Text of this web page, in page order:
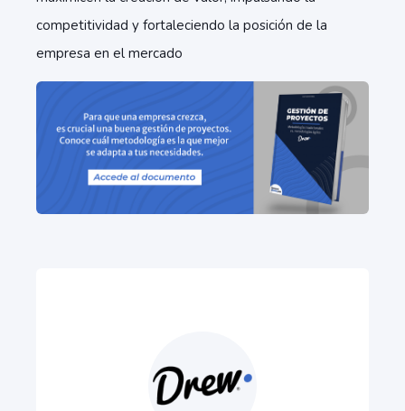
competitividad y fortaleciendo la posición de la
empresa en el mercado